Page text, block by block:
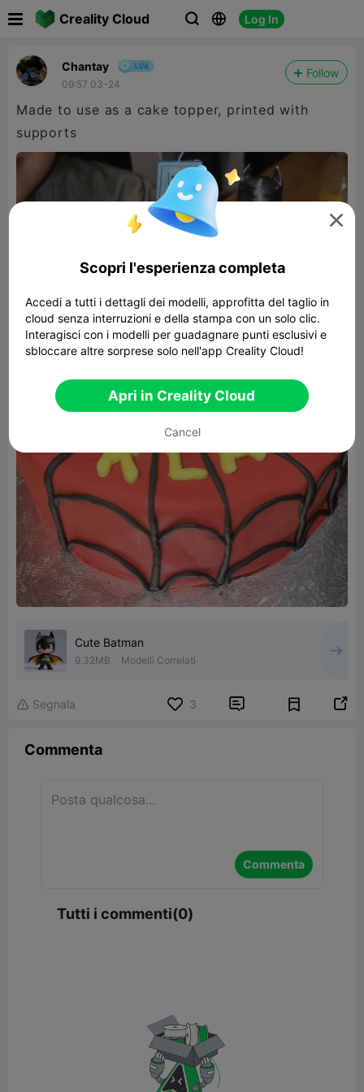
Creality Cloud   Log In
Chantay
09:57 03-24
Follow
Made to use as a cake topper, printed with
supports
Cute Batman
9.32MB Modelli Correlati
 Segnala 3  
Commenta
Commenta
Tutti i commenti(0)

Scopri l'esperienza completa
Accedi a tutti i dettagli dei modelli, approfitta del taglio in
cloud senza interruzioni e della stampa con un solo clic.
Interagisci con i modelli per guadagnare punti esclusivi e
sbloccare altre sorprese solo nell'app Creality Cloud!
Apri in Creality Cloud
Cancel